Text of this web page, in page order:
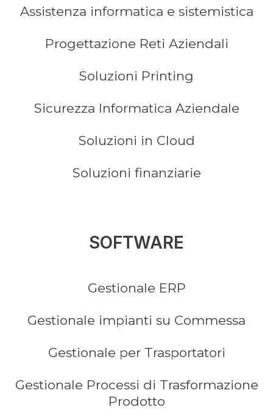
Assistenza informatica e sistemistica
Progettazione Reti Aziendali
Soluzioni Printing
Sicurezza Informatica Aziendale
Soluzioni in Cloud
Soluzioni finanziarie
SOFTWARE
Gestionale ERP
Gestionale impianti su Commessa
Gestionale per Trasportatori
Gestionale Processi di Trasformazione
Prodotto